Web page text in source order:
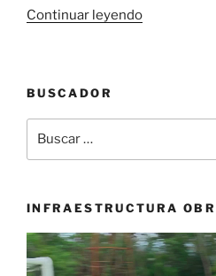
Continuar leyendo«Equipo
para
Copa
BUSCADOR
por:
INFRAESTRUCTURA
Reproductor
de